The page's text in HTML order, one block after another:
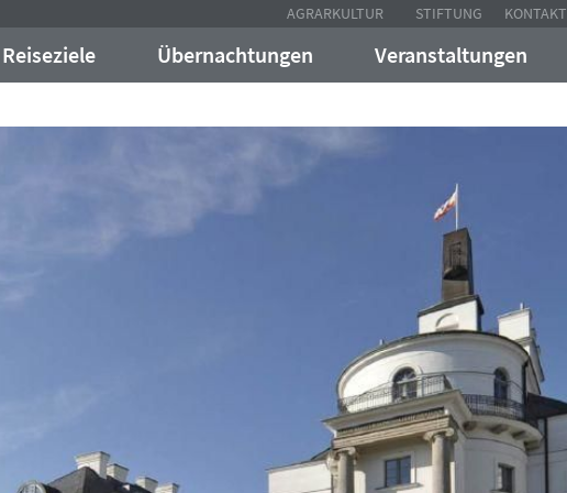
AGRARKULTUR STIFTUNG KONTAKT
Reiseziele Übernachtungen Veranstaltungen